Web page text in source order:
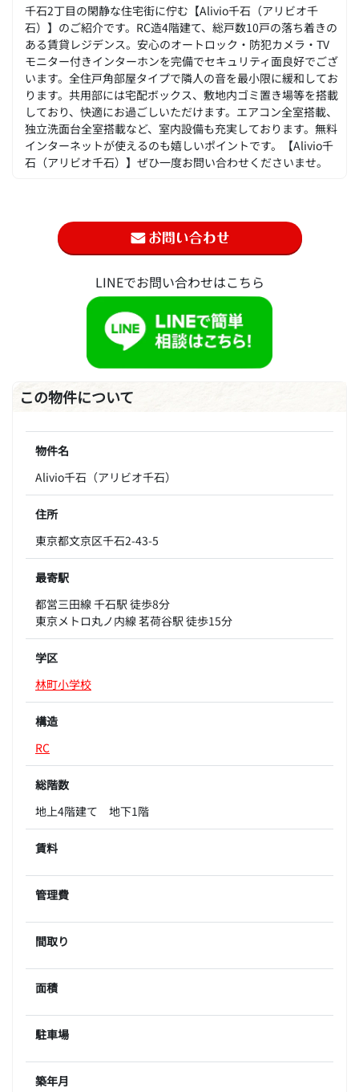
千石2丁目の閑静な住宅街に佇む【Alivio千石（アリビオ千
石）】のご紹介です。RC造4階建て、総戸数10戸の落ち着きの
ある賃貸レジデンス。安心のオートロック・防犯カメラ・TV
モニター付きインターホンを完備でセキュリティ面良好でござ
います。全住戸角部屋タイプで隣人の音を最小限に緩和してお
ります。共用部には宅配ボックス、敷地内ゴミ置き場等を搭載
しており、快適にお過ごしいただけます。エアコン全室搭載、
独立洗面台全室搭載など、室内設備も充実しております。無料
インターネットが使えるのも嬉しいポイントです。【Alivio千
石（アリビオ千石）】ぜひ一度お問い合わせくださいませ。
LINEでお問い合わせはこちら
この物件について
物件名
Alivio千石（アリビオ千石）
住所
東京都文京区千石2-43-5
最寄駅
都営三田線 千石駅 徒歩8分
東京メトロ丸ノ内線 茗荷谷駅 徒歩15分
学区
林町小学校
構造
RC
総階数
地上4階建て 地下1階
賃料
管理費
間取り
面積
駐車場
築年月